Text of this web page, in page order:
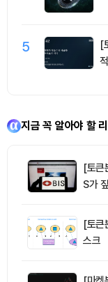
5
[
지금 꼭 알아야 할
[토큰
S가
[토큰
스크